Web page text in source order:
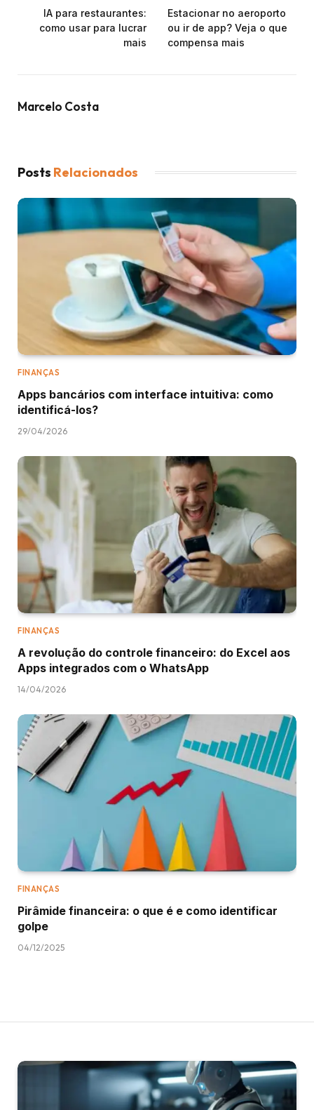
IA para restaurantes:
como usar para lucrar
mais
Estacionar no aeroporto
ou ir de app? Veja o que
compensa mais
Marcelo Costa
Posts Relacionados
FINANÇAS
Apps bancários com interface intuitiva: como
identificá-los?
29/04/2026
FINANÇAS
A revolução do controle financeiro: do Excel aos
Apps integrados com o WhatsApp
14/04/2026
FINANÇAS
Pirâmide financeira: o que é e como identificar
golpe
04/12/2025